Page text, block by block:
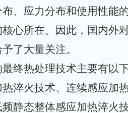
、应力分布和使用性能
心所在。因此，国内外
了大量关注。
热处理技术主要有以
淬火技术、连续感应加
静态整体感应加热淬火